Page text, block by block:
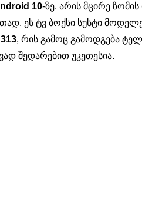
10-ზე. არის მცირე
ეს ტვ ბოქსი სუსტი
, რის გამოც გამოდგება
შედარებით უკეთესია.